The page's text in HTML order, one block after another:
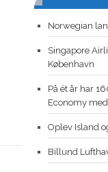
Norwegian
Singapore
København
På ét år har
Economy
Oplev Island
Billund